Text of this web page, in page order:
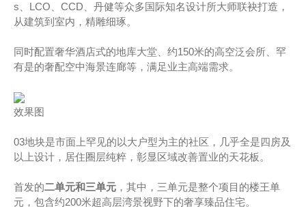
s、LCO、CCD、丹健等众多国际知名设计所大师联袂打造，
从建筑到室内，精雕细琢。
同时配置奢华酒店式的地库大堂、约150米的高空泛会所、罕
有是的奢配空中海景连廊等，满足业主高端需求。
效果图
03地块是市面上罕见的以大户型为主的社区，几乎全是四房及
以上设计，居住圈层纯粹，彰显区域改善置业的天花板。
首发的二单元和三单元 ，其中，三单元是整个项目的楼王单
元，包含约200米超高层湾景视野下的奢享臻品住宅。